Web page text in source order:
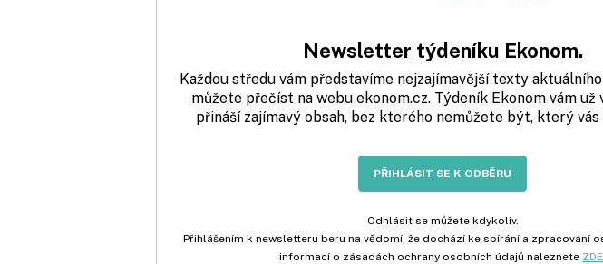
Newsletter týdeníku Ekonom.
Každou středu vám představíme nejzajímavější texty
můžete přečíst na webu ekonom.cz. Týdeník Ekonom vám
přináší zajímavý obsah, bez kterého nemůžete být, který vás
PŘIHLÁSIT SE K ODBĚRU
Odhlásit se můžete kdykoliv.
Přihlášením k newsletteru beru na vědomí, že dochází ke sbírání a zpracování
informací o zásadách ochrany osobních údajů naleznete ZDE